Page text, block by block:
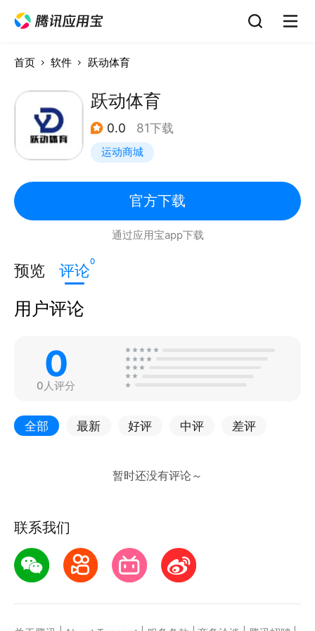
首页 软件 跃动体育
跃动体育
0.0 81下载
运动商城
官方下载
通过应用宝app下载
预览 评论0
用户评论
0
0人评分
全部 最新 好评 中评 差评
联系我们